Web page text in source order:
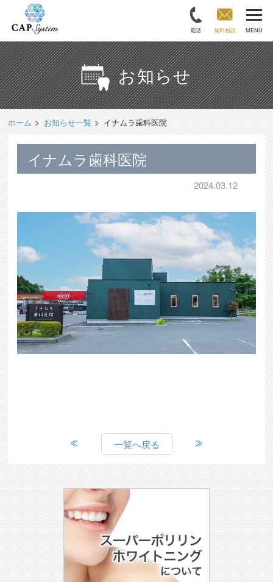
電話 無料相談 MENU
お知らせ
ホーム お知らせ一覧 イナムラ歯科医院
イナムラ歯科医院
2024.03.12
一覧へ戻る